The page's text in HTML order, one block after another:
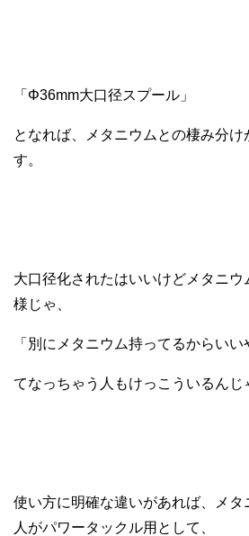
「Φ36mm大口径スプール」
となれば、メタニウムとの棲み分け
す。
大口径化されたはいいけどメタニ
様じゃ、
「別にメタニウム持ってるからいい
てなっちゃう人もけっこういるんじ
使い方に明確な違いがあれば、メタ
人がパワータックル用として、